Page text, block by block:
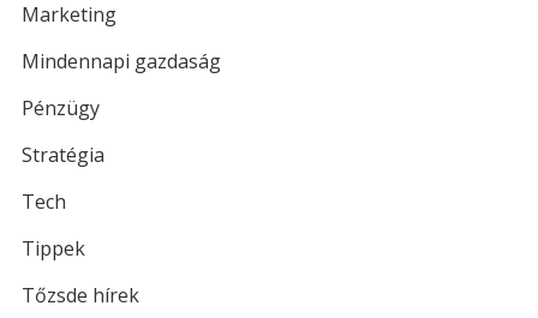
Marketing
Mindennapi gazdaság
Pénzügy
Stratégia
Tech
Tippek
Tőzsde hírek